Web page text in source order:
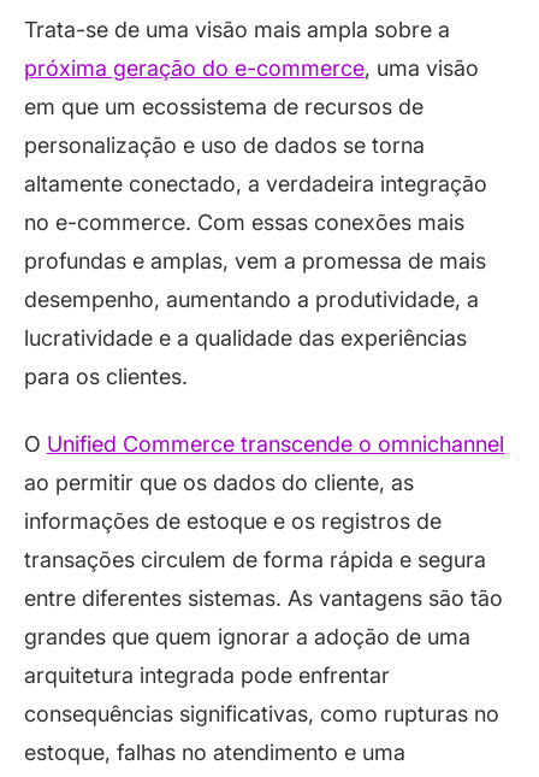
Trata-se de uma visão mais ampla sobre a
próxima geração do e-commerce, uma visão
em que um ecossistema de recursos de
personalização e uso de dados se torna
altamente conectado, a verdadeira integração
no e-commerce. Com essas conexões mais
profundas e amplas, vem a promessa de mais
desempenho, aumentando a produtividade, a
lucratividade e a qualidade das experiências
para os clientes.
O Unified Commerce transcende o omnichannel
ao permitir que os dados do cliente, as
informações de estoque e os registros de
transações circulem de forma rápida e segura
entre diferentes sistemas. As vantagens são tão
grandes que quem ignorar a adoção de uma
arquitetura integrada pode enfrentar
consequências significativas, como rupturas no
estoque, falhas no atendimento e uma